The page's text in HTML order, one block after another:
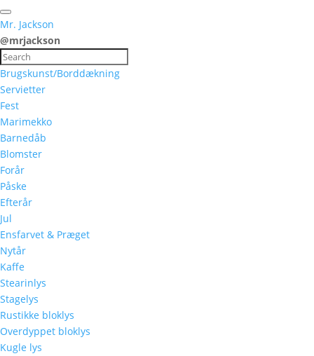
Mr. Jackson
@mrjackson
Brugskunst/Borddækning
Servietter
Fest
Marimekko
Barnedåb
Blomster
Forår
Påske
Efterår
Jul
Ensfarvet & Præget
Nytår
Kaffe
Stearinlys
Stagelys
Rustikke bloklys
Overdyppet bloklys
Kugle lys